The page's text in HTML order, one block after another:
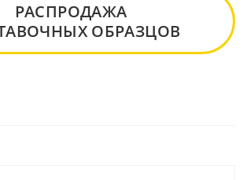
РАСПРОДАЖА
ОБРАЗЦОВ